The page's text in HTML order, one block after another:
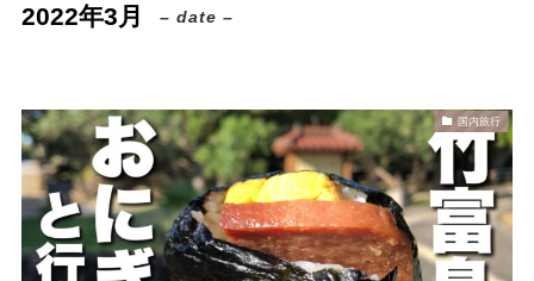
2022年3月 – date –
国内旅行